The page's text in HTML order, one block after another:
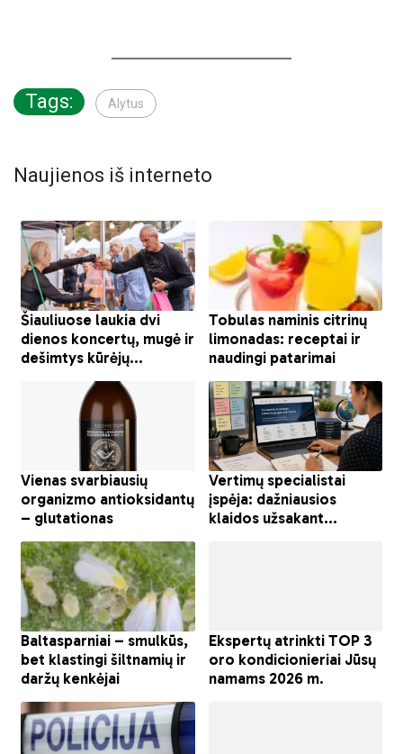
Tags: Alytus
Naujienos iš interneto